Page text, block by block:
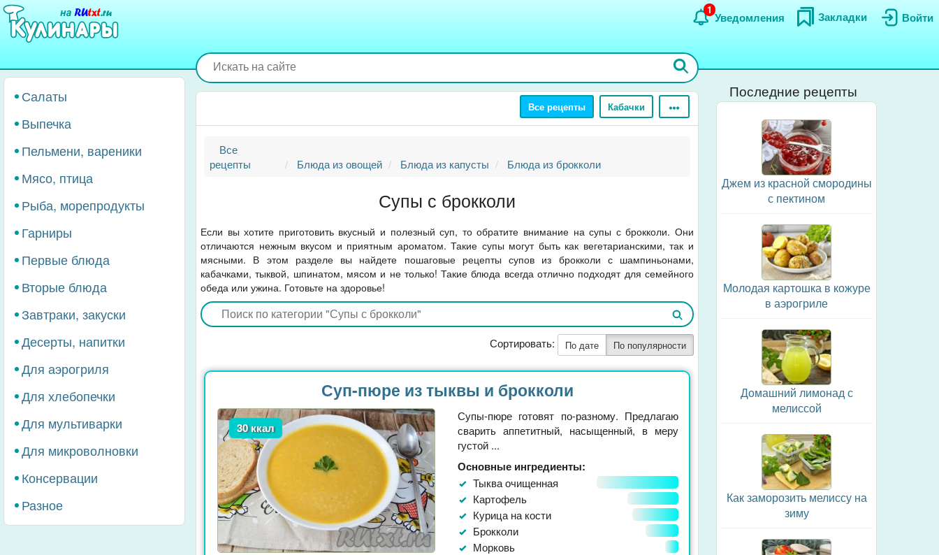
Перейти
основному
Войти
Закладки
Уведомления
1
Салаты
Выпечка
Пельмени, вареники
Мясо, птица
Рыба, морепродукты
Гарниры
Первые блюда
Вторые блюда
Завтраки, закуски
Десерты, напитки
Для аэрогриля
Для хлебопечки
Для мультиварки
Для микроволновки
Консервации
Разное
Все рецепты Кабачки
Все
рецепты
Блюда из овощей Блюда из капусты Блюда из брокколи
Супы с брокколи
Если вы хотите приготовить вкусный и полезный суп, то обратите внимание на супы с брокколи. Они
отличаются нежным вкусом и приятным ароматом. Такие супы могут быть как вегетарианскими, так и
мясными. В этом разделе вы найдете пошаговые рецепты супов из брокколи с шампиньонами,
кабачками, тыквой, шпинатом, мясом и не только! Такие блюда всегда отлично подходят для семейного
обеда или ужина. Готовьте на здоровье!
Сортировать: По дате По популярности
Суп-пюре из тыквы и брокколи
30 ккал
Супы-пюре готовят по-разному. Предлагаю
сварить аппетитный, насыщенный, в меру
густой ...
Основные ингредиенты:
Тыква очищенная
Картофель
Курица на кости
Брокколи
Морковь
Последние рецепты
Джем из красной смородины
с пектином
Молодая картошка в кожуре
в аэрогриле
Домашний лимонад с
мелиссой
Как заморозить мелиссу на
зиму